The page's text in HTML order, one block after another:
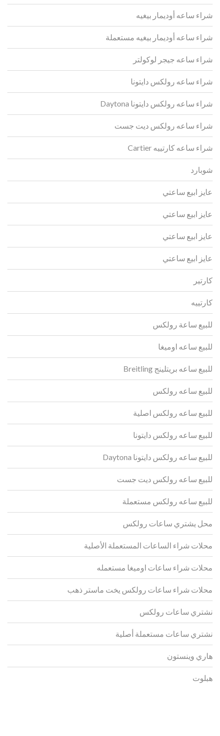
شراء ساعه أوديمار بيغيه
شراء ساعه أوديمار بيغيه مستعملة
شراء ساعه جيجر لوكولتر
شراء ساعه رولكس دايتونا
شراء ساعه رولكس دايتونا Daytona
شراء ساعه رولكس ديت جست
شراء ساعه كارتييه Cartier
شوبارد
عايز ابيع ساعتي
عايز ابيع ساعتي
عايز ابيع ساعتي
عايز ابيع ساعتي
كارتير
كارتييه
للبيع ساعة رولكس
للبيع ساعه اوميغا
للبيع ساعه بريتلينج Breitling
للبيع ساعه رولكس
للبيع ساعه رولكس اصلية
للبيع ساعه رولكس دايتونا
للبيع ساعه رولكس دايتونا Daytona
للبيع ساعه رولكس ديت جست
للبيع ساعه رولكس مستعملة
محل يشتري ساعات رولكس
محلات شراء الساعات المستعملة الأصلية
محلات شراء ساعات اوميغا مستعمله
محلات شراء ساعات رولكس يخت ماستر ذهب
نشتري ساعات رولكس
نشتري ساعات مستعملة أصلية
هاري وينستون
هبلوت